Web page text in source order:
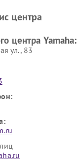
Yamaha
центра
центра Yamaha:
ул., 83